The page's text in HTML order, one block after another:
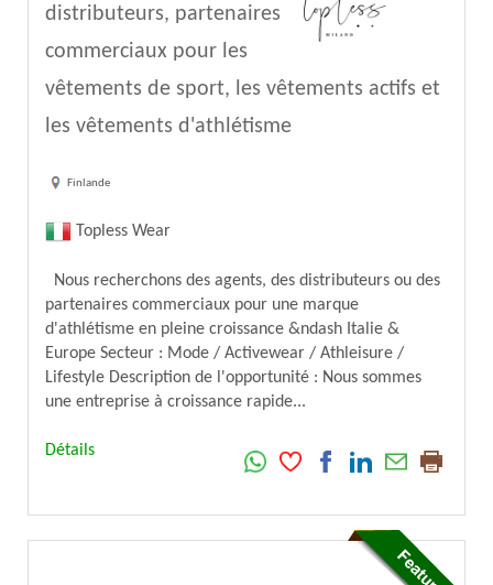
distributeurs, partenaires
commerciaux pour les
vêtements de sport, les vêtements actifs et
les vêtements d'athlétisme
Finlande
Topless Wear
Nous recherchons des agents, des distributeurs ou des
partenaires commerciaux pour une marque
d'athlétisme en pleine croissance &ndash Italie &
Europe Secteur : Mode / Activewear / Athleisure /
Lifestyle Description de l'opportunité : Nous sommes
une entreprise à croissance rapide...
Détails